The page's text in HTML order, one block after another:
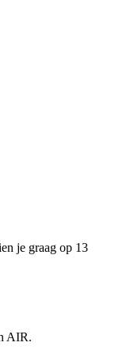
je graag op 13
AIR.